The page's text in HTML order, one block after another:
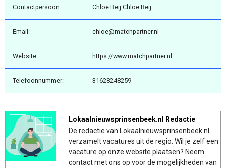
Contactpersoon: Chloë Beij Chloë Beij
Email: chloe@matchpartner.nl
Website: https://www.matchpartner.nl
Telefoonnummer: 31628248259
Lokaalnieuwsprinsenbeek.nl Redactie
De redactie van Lokaalnieuwsprinsenbeek.nl
verzamelt vacatures uit de regio. Wil je zelf een
vacature op onze website plaatsen? Neem
contact met ons op voor de mogelijkheden van